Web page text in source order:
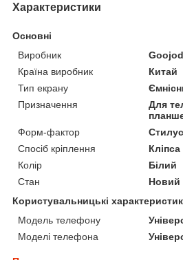
Характеристики
Основні
Виробник
Країна виробник
Китай
Тип екрану
Призначення
Для
Форм-фактор
Стилус
Спосіб кріплення
Кліпса
Колір
Білий
Стан
Новий
Користувальницькі
Модель телефону
Моделі телефона